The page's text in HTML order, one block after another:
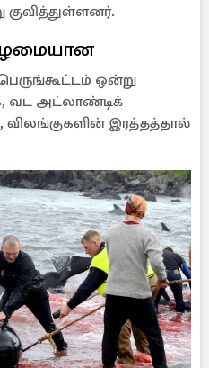
ஒன்று
வட அட்லாண்டிக்
விலங்குகளின் இரத்தத்தால்